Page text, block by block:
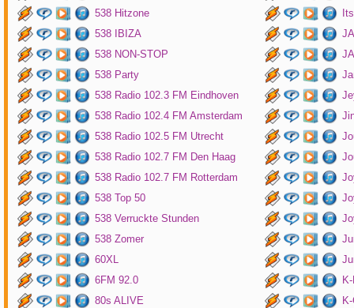
538 Hitzone
538 IBIZA
538 NON-STOP
538 Party
538 Radio 102.3 FM Eindhoven
538 Radio 102.4 FM Amsterdam
538 Radio 102.5 FM Utrecht
538 Radio 102.7 FM Den Haag
538 Radio 102.7 FM Rotterdam
538 Top 50
538 Verruckte Stunden
538 Zomer
60XL
6FM 92.0
80s ALIVE